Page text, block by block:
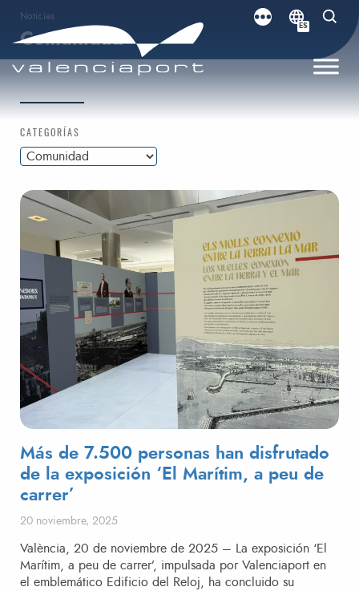
ES
Noticias
Comunidad
Más de 7.500 personas han disfrutado
de la exposición ‘El Marítim, a peu de
carrer’
Publicado el
20 noviembre, 2025
València, 20 de noviembre de 2025 – La exposición ‘El
Marítim, a peu de carrer’, impulsada por Valenciaport en
el emblemático Edificio del Reloj, ha concluido su
CATEGORÍAS